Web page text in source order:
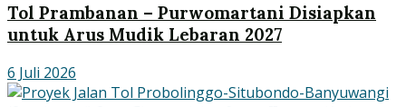
Tol Prambanan – Purwomartani Disiapkan
untuk Arus Mudik Lebaran 2027
6 Juli 2026